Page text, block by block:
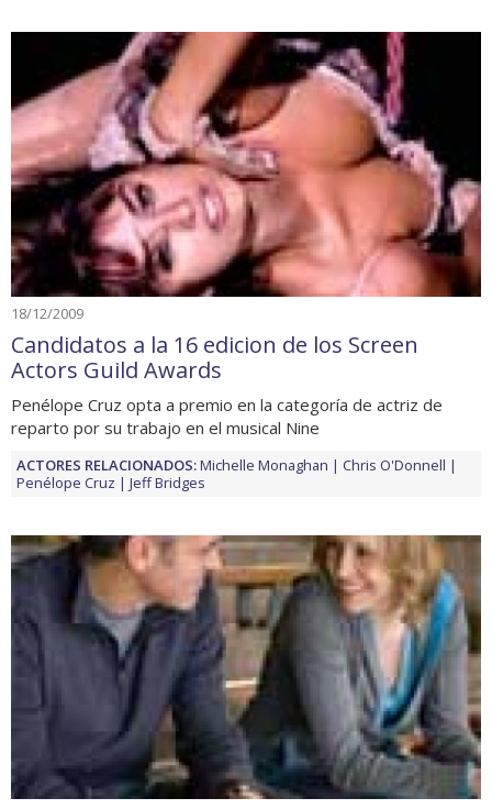
18/12/2009
Candidatos a la 16 edicion de los Screen
Actors Guild Awards
Penélope Cruz opta a premio en la categoría de actriz de
reparto por su trabajo en el musical Nine
ACTORES RELACIONADOS:Michelle Monaghan
Chris O'Donnell
Penélope Cruz
Jeff Bridges